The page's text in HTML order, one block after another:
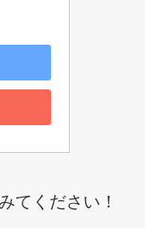
てください！